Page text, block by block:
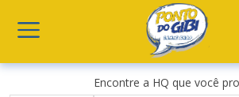
Encontre a HQ que você